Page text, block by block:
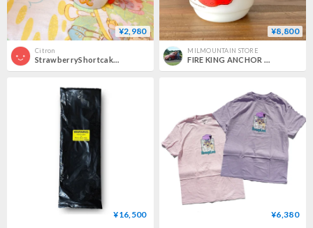
¥2,980
Citron
StrawberryShortcake Bundle
¥8,800
MILMOUNTAIN STORE
FIRE KING ANCHOR HOCKING Strawberry Shortcake ファイヤーキング ストロベリーショートケーキ マグカップ
¥16,500 ¥6,380